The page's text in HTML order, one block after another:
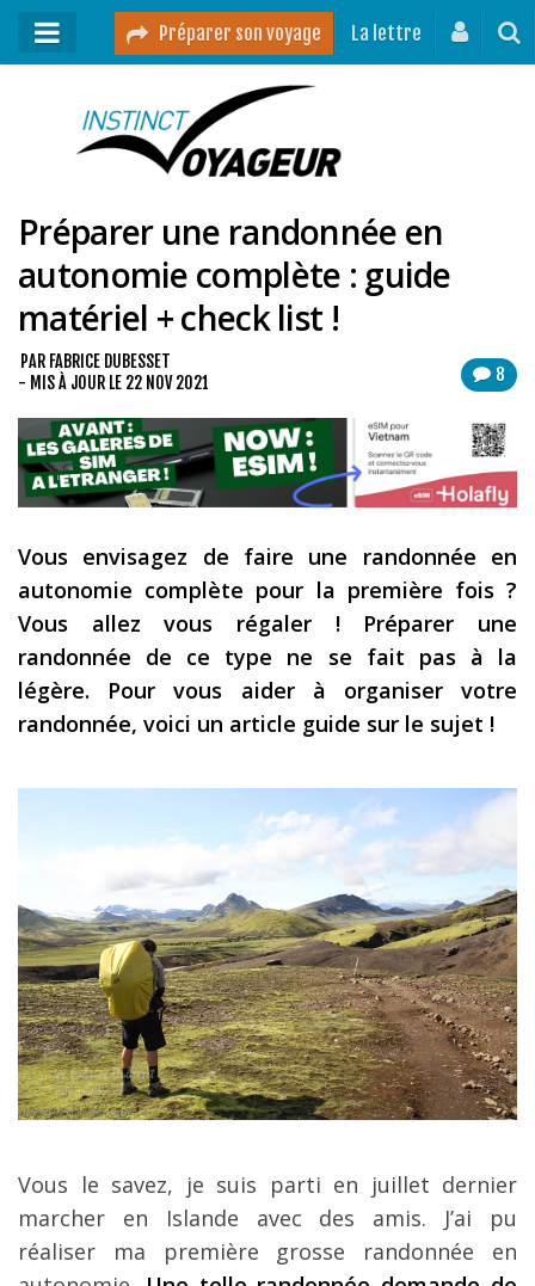
Préparer son voyage La lettre
Mon podcast
Destinations
Mes ressources pour voyager
Guides voyages
A propos
Mon journal de bord sur Instagram
Les derniers articles
Préparer son voyage
Destinations
Outils pour voyageur
Sites utiles
Réserver un vol !
Le logement en voyage
Assurance voyage !
LA carte bancaire
voyage !
Louer une voiture !
L’auteur
Préparer une randonnée en
autonomie complète : guide
matériel + check list !
8
PAR FABRICE DUBESSET
- MIS À JOUR LE 22 NOV 2021
Vous envisagez de faire une randonnée en
autonomie complète pour la première fois ?
Vous allez vous régaler ! Préparer une
randonnée de ce type ne se fait pas à la
légère. Pour vous aider à organiser votre
randonnée, voici un article guide sur le sujet !
Vous le savez, je suis parti en juillet dernier
marcher en Islande avec des amis. J’ai pu
réaliser ma première grosse randonnée en